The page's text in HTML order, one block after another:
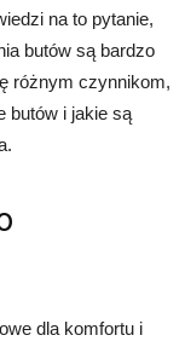
na to pytanie,
butów są bardzo
różnym czynnikom,
butów i jakie są
dla komfortu i